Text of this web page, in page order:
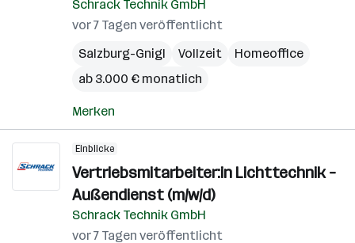
Schrack Technik GmbH
vor 7 Tagen veröffentlicht
Salzburg-Gnigl
Vollzeit
Homeoffice
ab 3.000 € monatlich
Merken
Einblicke
Vertriebsmitarbeiter:in Lichttechnik –
Außendienst (m/w/d)
Schrack Technik GmbH
vor 7 Tagen veröffentlicht